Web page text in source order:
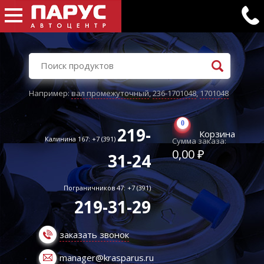
Например:вал промежуточный,236-1701048,1701048
Калинина 167: +7 (391) 219-
31-24
Пограничников 47: +7 (391)
219-31-29
заказать звонок
manager@krasparus.ru
0
Корзина
Сумма заказа:
0,00 ₽